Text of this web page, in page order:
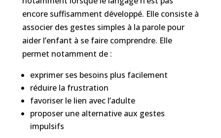
encore suffisamment développé. Elle consiste à
associer des gestes simples à la parole pour
aider l’enfant à se faire comprendre. Elle
permet notamment de :
exprimer ses besoins plus facilement
réduire la frustration
favoriser le lien avec l’adulte
proposer une alternative aux gestes
impulsifs